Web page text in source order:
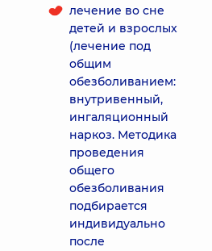
лечение во сне
детей и взрослых
(лечение под
общим
обезболиванием:
внутривенный,
ингаляционный
наркоз. Методика
проведения
общего
обезболивания
подбирается
индивидуально
после